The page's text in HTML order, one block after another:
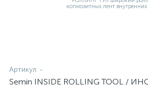
Артикул: -
Semin INSIDE ROLLING TOOL /